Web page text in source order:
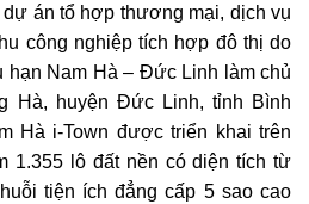
án tổ hợp thương mại, dịch vụ
công nghiệp tích hợp đô thị do
hạn Nam Hà – Đức Linh làm chủ
Hà, huyện Đức Linh, tỉnh Bình
Hà i-Town được triển khai trên
1.355 lô đất nền có diện tích từ
tiện ích đẳng cấp 5 sao cao